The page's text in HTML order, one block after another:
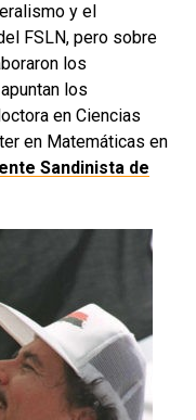
y el
FSLN, pero sobre
los
los
en Ciencias
en Matemáticas en
Sandinista de